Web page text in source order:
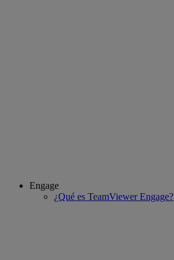
Engage
¿Qué es TeamViewer Engage?